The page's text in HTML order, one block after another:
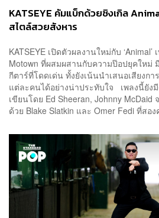
KATSEYE คัมแบ็กด้วยซิงเกิล
สไตล์สวยสังหาร
KATSEYE เปิดตัวผลงานใหม่กับ
Motown ที่ผสมผสานกับความป๊อปยุคใหม่
กีตาร์ที่โดดเด่น ทั้งยังเน้นนำเสนอเสียงกา
แต่ละคนได้อย่างน่าประทับใจ เพลงนี้ยังมี
เขียนโดย Ed Sheeran, Johnny McDaid
ด้วย Blake Slatkin และ Omer Fedi ที่สอ